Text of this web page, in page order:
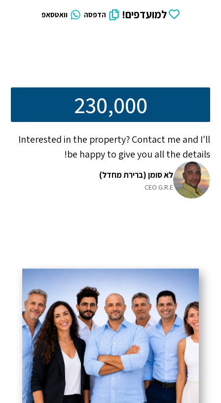
למועדפים! הדפסה וואטסאפ
230,000
Interested in the property? Contact me and I'll
be happy to give you all the details!
לא סומן (ברירת מחדל)
CEO G.R.E